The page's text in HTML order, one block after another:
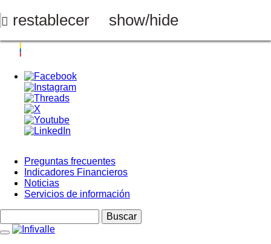
al
contenido
principal
restablecer show/hide
Menú
Preguntas frecuentes
Indicadores Financieros
Noticias
Servicios de información